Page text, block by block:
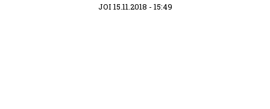
JOI 15.11.2018 - 15:49